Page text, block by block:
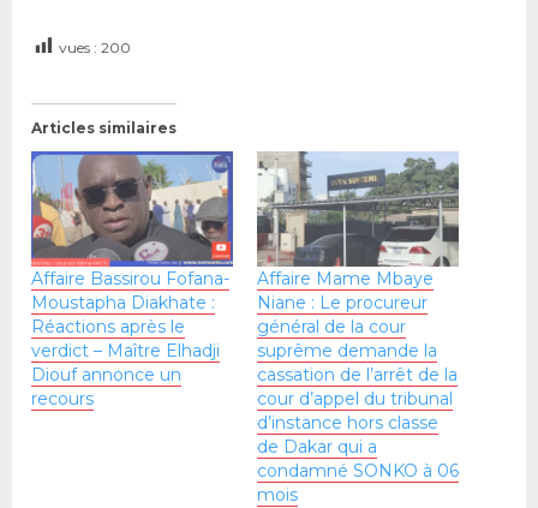
vues : 200
Articles similaires
Affaire Bassirou Fofana-
Moustapha Diakhate :
Réactions après le
verdict – Maître Elhadji
Diouf annonce un
recours
Affaire Mame Mbaye
Niane : Le procureur
général de la cour
suprême demande la
cassation de l’arrêt de la
cour d’appel du tribunal
d’instance hors classe
de Dakar qui a
condamné SONKO à 06
mois